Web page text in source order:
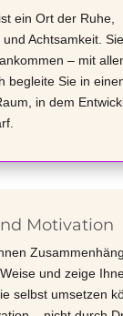
ein Ort der Ruhe,
Achtsamkeit.
– mit
begleite Sie in
in dem
Motivation
und zeige
selbst umsetzen